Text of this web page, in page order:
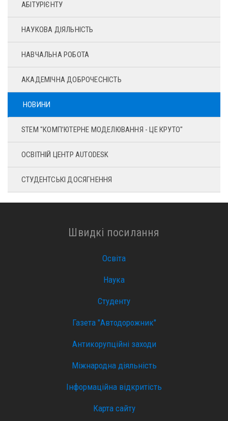
АБІТУРІЄНТУ
НАУКОВА ДІЯЛЬНІСТЬ
НАВЧАЛЬНА РОБОТА
АКАДЕМІЧНА ДОБРОЧЕСНІСТЬ
НОВИНИ
STEM "КОМП’ЮТЕРНЕ МОДЕЛЮВАННЯ - ЦЕ КРУТО"
ОСВІТНІЙ ЦЕНТР AUTODESK
СТУДЕНТСЬКІ ДОСЯГНЕННЯ
Швидкі посилання
Освіта
Наука
Студенту
Газета "Автодорожник"
Антикорупційні заходи
Міжнародна діяльність
Інформаційна відкритість
Карта сайту